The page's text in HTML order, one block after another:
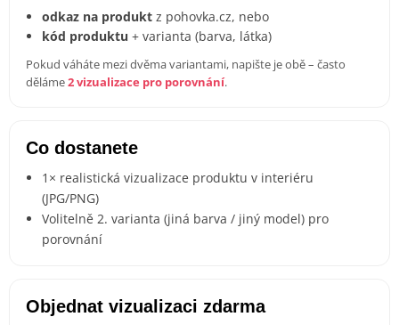
odkaz na produkt z pohovka.cz, nebo
kód produktu + varianta (barva, látka)
Pokud váháte mezi dvěma variantami, napište je obě – často
děláme2 vizualizace pro porovnání.
Co dostanete
1× realistická vizualizace produktu v interiéru
(JPG/PNG)
Volitelně 2. varianta (jiná barva / jiný model) pro
porovnání
Objednat vizualizaci zdarma